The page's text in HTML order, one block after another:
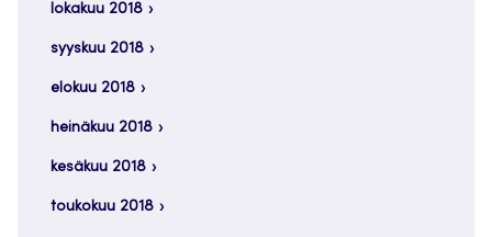
lokakuu 2018
syyskuu 2018
elokuu 2018
heinäkuu 2018
kesäkuu 2018
toukokuu 2018